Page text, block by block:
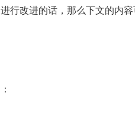
行改进的话，那么下文的内容